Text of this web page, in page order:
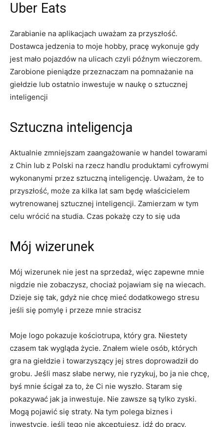
Uber Eats
Zarabianie na aplikacjach uważam za przyszłość.
Dostawca jedzenia to moje hobby, pracę wykonuje gdy
jest mało pojazdów na ulicach czyli późnym wieczorem.
Zarobione pieniądze przeznaczam na pomnażanie na
giełdzie lub ostatnio inwestuje w naukę o sztucznej
inteligencji
Sztuczna inteligencja
Aktualnie zmniejszam zaangażowanie w handel towarami
z Chin lub z Polski na rzecz handlu produktami cyfrowymi
wykonanymi przez sztuczną inteligencję. Uważam, że to
przyszłość, może za kilka lat sam będę właścicielem
wytrenowanej sztucznej inteligencji. Zamierzam w tym
celu wrócić na studia. Czas pokażę czy to się uda
Mój wizerunek
Mój wizerunek nie jest na sprzedaż, więc zapewne mnie
nigdzie nie zobaczysz, chociaż pojawiam się na wiecach.
Dzieje się tak, gdyż nie chcę mieć dodatkowego stresu
jeśli się pomylę i przeze mnie stracisz
Moje logo pokazuje kościotrupa, który gra. Niestety
czasem tak wygląda życie. Znałem wiele osób, których
gra na giełdzie i towarzyszący jej stres doprowadził do
grobu. Jeśli masz słabe nerwy, nie ryzykuj, bo ja nie chcę,
byś mnie ścigał za to, że Ci nie wyszło. Staram się
pokazywać jak ja inwestuje. Nie zawsze są tylko zyski.
Mogą pojawić się straty. Na tym polega biznes i
inwestycje, jeśli tego nie akceptujesz, idź do pracy.